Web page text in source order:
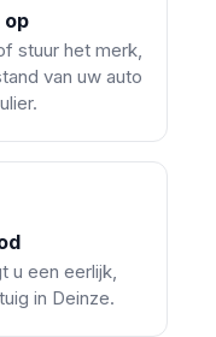
op
stuur het merk,
van uw auto
u een eerlijk,
in Deinze.